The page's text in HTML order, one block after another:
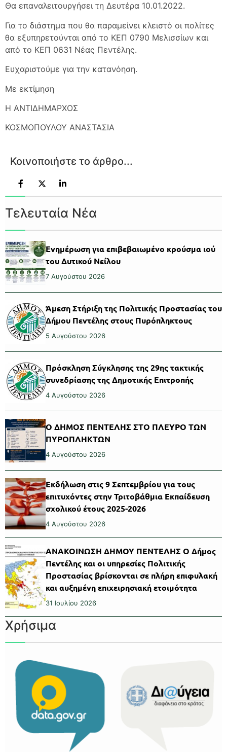
Θα επαναλειτουργήσει τη Δευτέρα 10.01.2022.
Για το διάστημα που θα παραμείνει κλειστό οι πολίτες
θα εξυπηρετούνται από το ΚΕΠ 0790 Μελισσίων και
από το ΚΕΠ 0631 Νέας Πεντέλης.
Ευχαριστούμε για την κατανόηση.
Με εκτίμηση
Η ΑΝΤΙΔΗΜΑΡΧΟΣ
ΚΟΣΜΟΠΟΥΛΟΥ ΑΝΑΣΤΑΣΙΑ
Κοινοποιήστε το άρθρο...
Τελευταία Νέα
Ενημέρωση για επιβεβαιωμένο κρούσμα ιού
του Δυτικού Νείλου
7 Αυγούστου 2026
Άμεση Στήριξη της Πολιτικής Προστασίας του
Δήμου Πεντέλης στους Πυρόπληκτους
5 Αυγούστου 2026
Πρόσκληση Σύγκλησης της 29ης τακτικής
συνεδρίασης της Δημοτικής Επιτροπής
4 Αυγούστου 2026
Ο ΔΗΜΟΣ ΠΕΝΤΕΛΗΣ ΣΤΟ ΠΛΕΥΡΟ ΤΩΝ
ΠΥΡΟΠΛΗΚΤΩΝ
4 Αυγούστου 2026
Εκδήλωση στις 9 Σεπτεμβρίου για τους
επιτυχόντες στην Τριτοβάθμια Εκπαίδευση
σχολικού έτους 2025-2026
4 Αυγούστου 2026
ΑΝΑΚΟΙΝΩΣΗ ΔΗΜΟΥ ΠΕΝΤΕΛΗΣ Ο Δήμος
Πεντέλης και οι υπηρεσίες Πολιτικής
Προστασίας βρίσκονται σε πλήρη επιφυλακή
και αυξημένη επιχειρησιακή ετοιμότητα
31 Ιουλίου 2026
Χρήσιμα